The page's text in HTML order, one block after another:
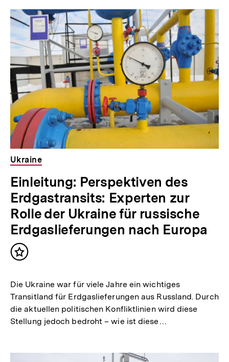
Ukraine
Einleitung: Perspektiven des
Erdgastransits: Experten zur
Rolle der Ukraine für russische
Erdgaslieferungen nach Europa
Inhalt
Die Ukraine war für viele Jahre ein wichtiges
Transitland für Erdgaslieferungen aus Russland. Durch
die aktuellen politischen Konfliktlinien wird diese
Stellung jedoch bedroht – wie ist diese…